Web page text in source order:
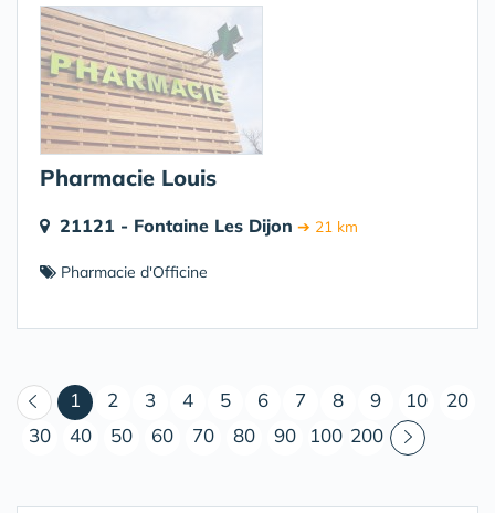
Pharmacie Louis
21121 - Fontaine Les Dijon ➔ 21 km
Pharmacie d'Officine
1 (courant)
2 3 4 5 6 7 8 9 10
20
30
40 50 60 70 80 90 100 200